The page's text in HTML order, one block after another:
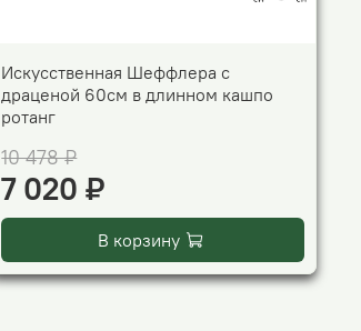
Искусственная Шеффлера с
драценой 60см в длинном кашпо
ротанг
10 478 ₽
7 020 ₽
В корзину